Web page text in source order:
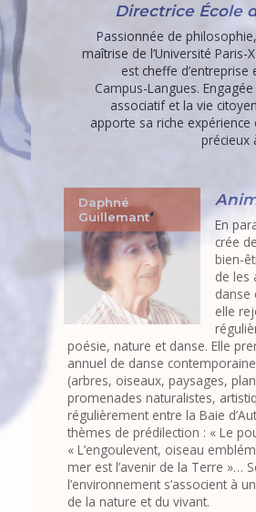
Directrice École
Passionnée de
maîtrise de l’Université Paris-
est cheffe d’entreprise
Campus-Langues.
associatif et la vie
apporte sa riche
précieux
Daphné
Guillemant
En
crée
bien-
de les
danse
elle
poésie, nature et danse. Elle
annuel de danse
(arbres, oiseaux, paysages,
promenades naturalistes,
régulièrement entre la Baie
thèmes de prédilection : « Le
« L’engoulevent, oiseau
mer est l’avenir de la Terre »…
l’environnement s’associent à
de la nature et du vivant.